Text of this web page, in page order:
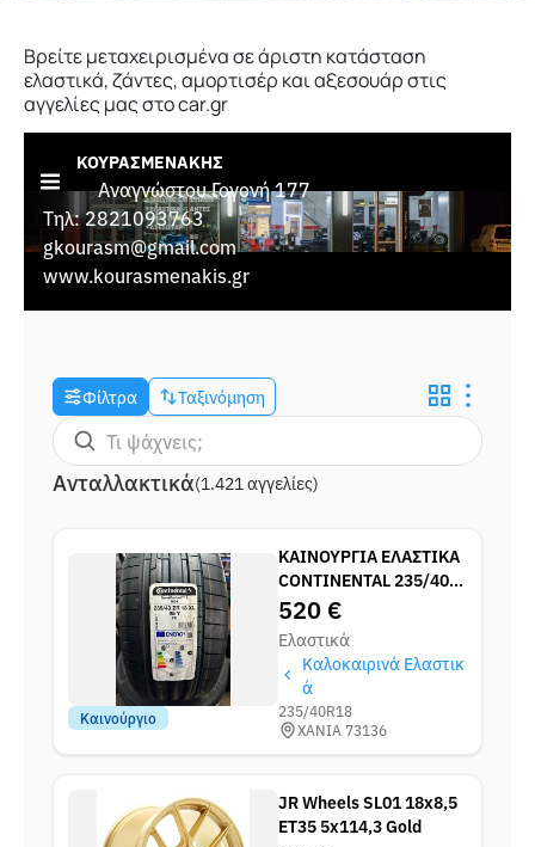
Βρείτε μεταχειρισμένα σε άριστη κατάσταση
ελαστικά, ζάντες, αμορτισέρ και αξεσουάρ στις
αγγελίες μας στο car.gr